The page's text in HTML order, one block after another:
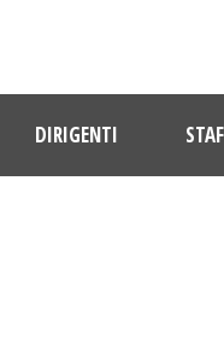
DIRIGENTI